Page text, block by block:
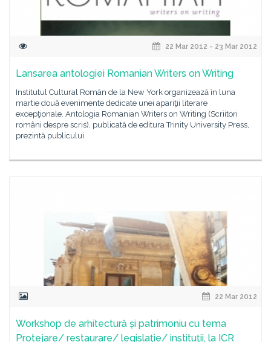
22 Mar 2012 - 23 Mar 2012
Lansarea antologiei Romanian Writers on Writing
Institutul Cultural Român de la New York organizează în luna
martie două evenimente dedicate unei apariţii literare
excepţionale. Antologia Romanian Writers on Writing (Scriitori
români despre scris), publicată de editura Trinity University Press,
prezintă publicului
22 Mar 2012
Workshop de arhitectură și patrimoniu cu tema
Protejare/ restaurare/ legislaţie/ instituţii, la ICR